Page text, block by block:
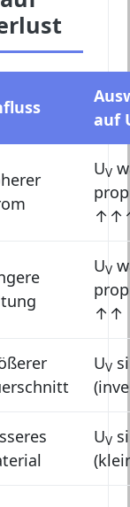
auf
UV
UV
↑↑
UV
UV